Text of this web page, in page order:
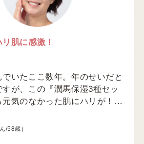
肌に感激！
いたここ数年。年のせいだと
が、この『潤馬保湿3種セッ
元気のなかった肌にハリが！…
/58歳）